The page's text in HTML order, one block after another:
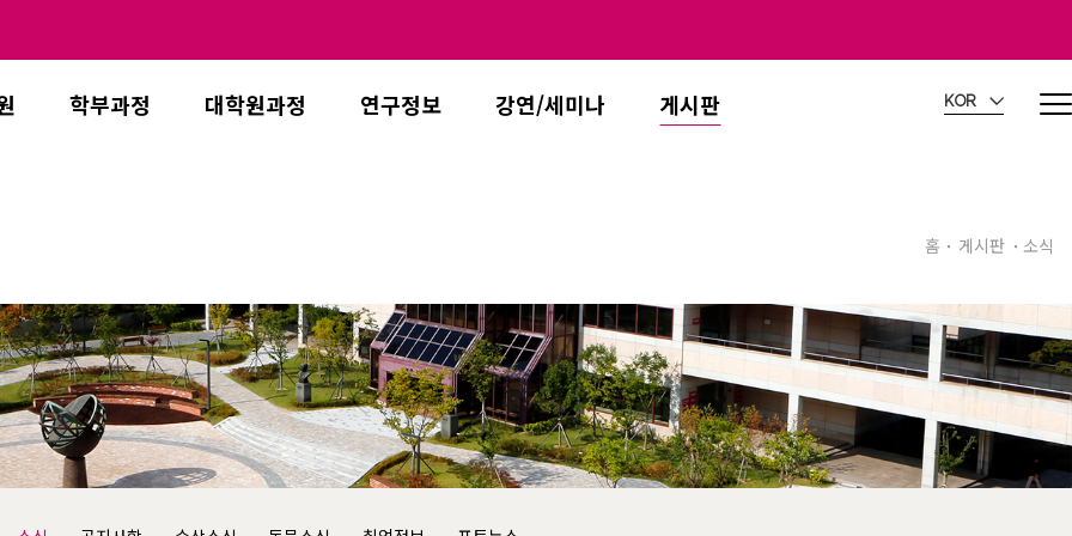
학부과정 대학원과정 연구정보 강연/세미나 게시판 KOR
홈 게시판 소식